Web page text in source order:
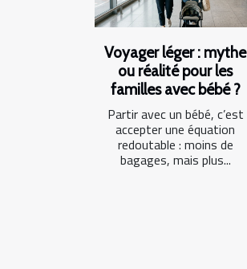
Voyager léger : mythe
ou réalité pour les
familles avec bébé ?
Partir avec un bébé, c’est
accepter une équation
redoutable : moins de
bagages, mais plus...